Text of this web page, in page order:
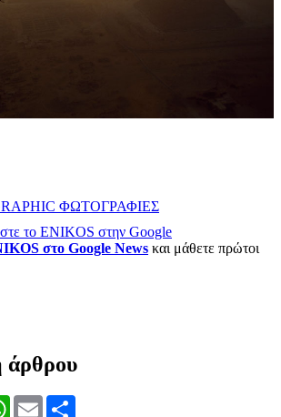
ΦΩΤΟΓΡΑΦΙΕΣ
το ENIKOS στην Google
στο Google News και μάθετε πρώτοι
άρθρου
WhatsApp
Email